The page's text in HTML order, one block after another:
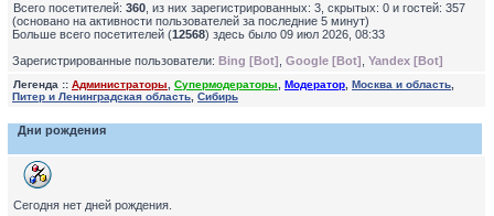
Всего посетителей: 360 , из них зарегистрированных: 3, скрытых: 0 и гостей: 357
(основано на активности пользователей за последние 5 минут)
Больше всего посетителей (12568) здесь было 09 июл 2026, 08:33
Зарегистрированные пользователи: Bing [Bot] Google [Bot] Yandex [Bot]
Легенда :: Администраторы Супермодераторы Модератор Москва и область
Питер и Ленинградская область Сибирь
Дни рождения
Сегодня нет дней рождения.